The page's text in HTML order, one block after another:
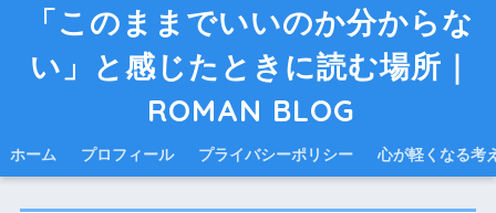
「このままでいいのか分からな
い」と感じたときに読む場所｜
ROMAN BLOG
ホーム プロフィール プライバシーポリシー 心が軽くなる考